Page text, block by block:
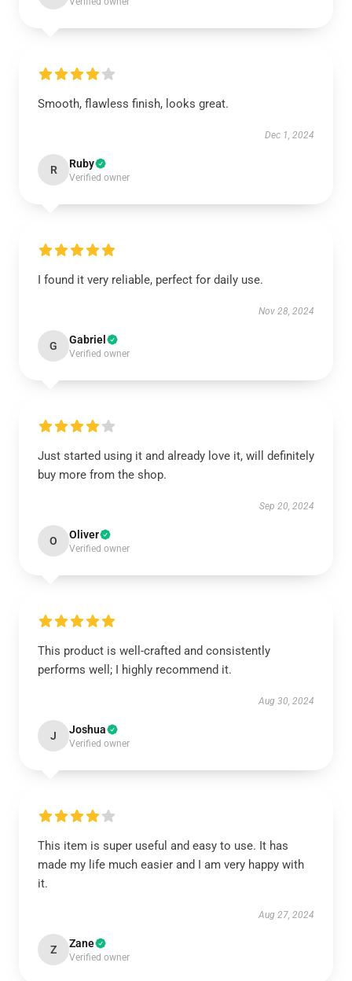
Smooth, flawless finish, looks great.
Dec 1, 2024
R Ruby
Verified owner
I found it very reliable, perfect for daily use.
Nov 28, 2024
G Gabriel
Verified owner
Just started using it and already love it, will definitely
buy more from the shop.
Sep 20, 2024
O Oliver
Verified owner
This product is well-crafted and consistently
performs well; I highly recommend it.
Aug 30, 2024
J Joshua
Verified owner
This item is super useful and easy to use. It has
made my life much easier and I am very happy with
it.
Aug 27, 2024
Z Zane
Verified owner